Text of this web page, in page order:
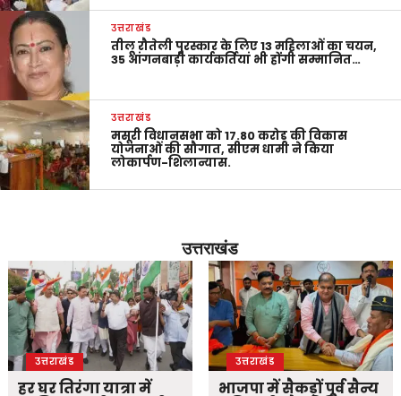
उत्तराखंड
तीलू रौतेली पुरस्कार के लिए 13 महिलाओं का चयन,
35 आंगनबाड़ी कार्यकर्तियां भी होंगी सम्मानित…
उत्तराखंड
मसूरी विधानसभा को 17.80 करोड़ की विकास
योजनाओं की सौगात, सीएम धामी ने किया
लोकार्पण-शिलान्यास.
उत्तराखंड
उत्तराखंड
हर घर तिरंगा यात्रा में
उत्तराखंड
भाजपा में सैकड़ों पूर्व सैन्य